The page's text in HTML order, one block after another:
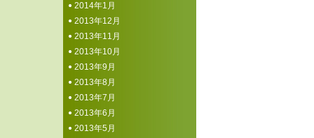
2014年1月
2013年12月
2013年11月
2013年10月
2013年9月
2013年8月
2013年7月
2013年6月
2013年5月